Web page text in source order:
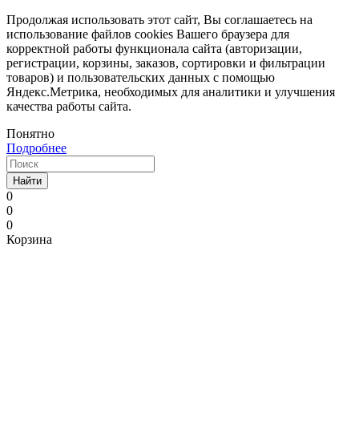
Продолжая использовать этот сайт, Вы соглашаетесь на
использование файлов cookies Вашего браузера для
корректной работы функционала сайта (авторизации,
регистрации, корзины, заказов, сортировки и фильтрации
товаров) и пользовательских данных с помощью
Яндекс.Метрика, необходимых для аналитики и улучшения
качества работы сайта.
Понятно
Подробнее
Найти
0
0
0
Корзина